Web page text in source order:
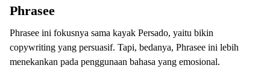
Phrasee
Phrasee ini fokusnya sama kayak Persado, yaitu bikin
copywriting yang persuasif. Tapi, bedanya, Phrasee ini lebih
menekankan pada penggunaan bahasa yang emosional.